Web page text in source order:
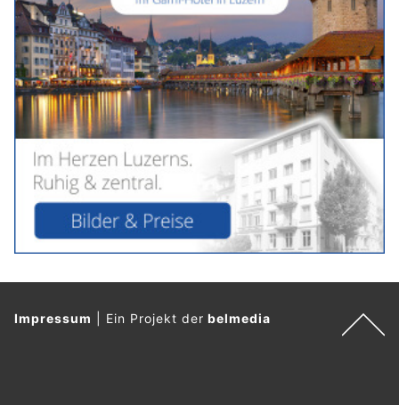
Impressum Ein Projekt derbelmedia